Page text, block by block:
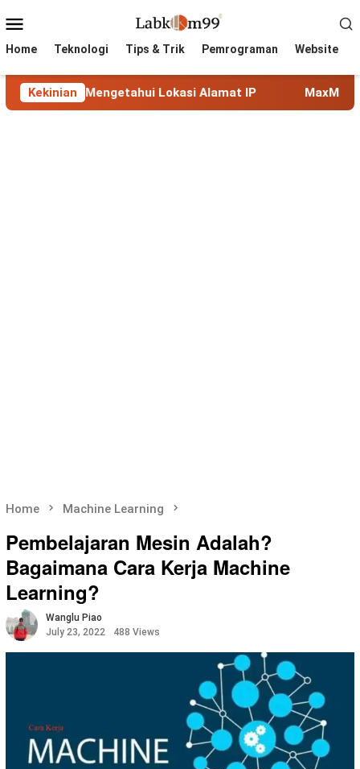
to
Menu
Home Teknologi Tips & Trik Pemrograman Website
KekinianLokasi Alamat IP MaxMind GeoLite:
Home Machine Learning
Pembelajaran Mesin Adalah?
Bagaimana Cara Kerja Machine
Learning?
Wanglu Piao
July 23, 2022
488 Views